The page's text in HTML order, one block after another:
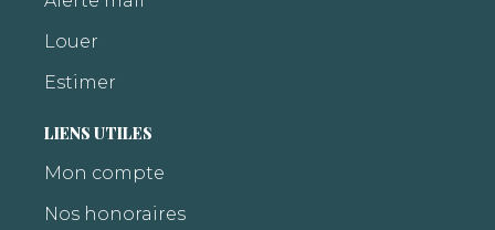
Louer
Estimer
LIENS UTILES
Mon compte
Nos honoraires